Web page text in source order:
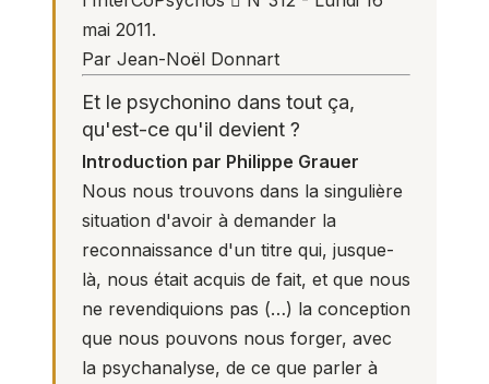
mai 2011.
Par Jean-Noël Donnart
Et le psychonino dans tout ça,
qu'est-ce qu'il devient ?
Introduction par Philippe Grauer
Nous nous trouvons dans la singulière
situation d'avoir à demander la
reconnaissance d'un titre qui, jusque-
là, nous était acquis de fait, et que nous
ne revendiquions pas (…) la conception
que nous pouvons nous forger, avec
la psychanalyse, de ce que parler à